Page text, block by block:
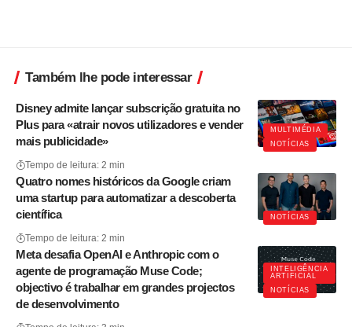
Também lhe pode interessar
MULTIMÉDIA
NOTÍCIAS
Disney admite lançar subscrição gratuita no
Plus para «atrair novos utilizadores e vender
mais publicidade»
Tempo de leitura: 2 min
NOTÍCIAS
Quatro nomes históricos da Google criam
uma startup para automatizar a descoberta
científica
Tempo de leitura: 2 min
INTELIGÊNCIA
ARTIFICIAL
NOTÍCIAS
Meta desafia OpenAI e Anthropic com o
agente de programação Muse Code;
objectivo é trabalhar em grandes projectos
de desenvolvimento